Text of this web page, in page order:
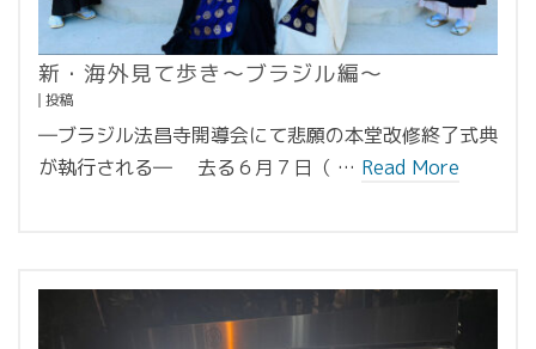
新・海外見て歩き〜ブラジル編〜
投稿
―ブラジル法昌寺開導会にて悲願の本堂改修終了式典
が執行される― 去る６月７日（ … Read More